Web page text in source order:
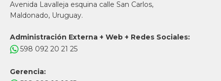
Avenida Lavalleja esquina calle San Carlos,
Maldonado, Uruguay.
Administración Externa + Web + Redes Sociales:
598 092 20 21 25
Gerencia: